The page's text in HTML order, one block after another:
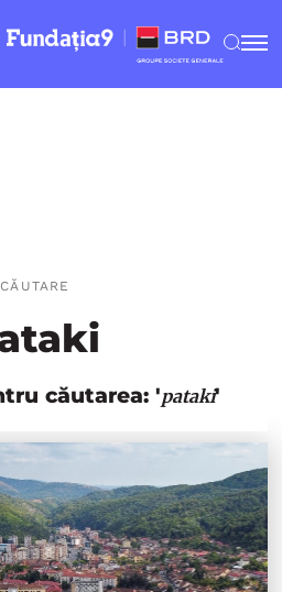
CĂUTARE
căutarea: 'pataki'